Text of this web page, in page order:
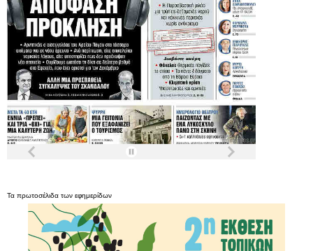
Τα πρωτοσέλιδα των εφημερίδων